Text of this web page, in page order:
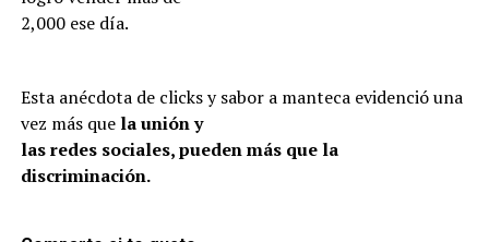
2,000 ese día.
Esta anécdota de clicks y sabor a manteca evidenció una
vez más que la unión y
las redes sociales, pueden más que la
discriminación.